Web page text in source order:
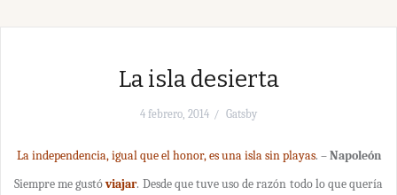
La isla desierta
4 febrero, 2014 Gatsby
La independencia, igual que el honor, es una isla sin playas. –Napoleón
Siempre me gustóviajar. Desde que tuve uso de razón todo lo que quería